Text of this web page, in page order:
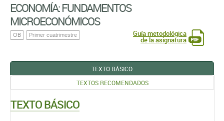
ECONOMÍA: FUNDAMENTOS
MICROECONÓMICOS
OB Primer cuatrimestre Guía metodológica
de la asignatura
TEXTO BÁSICO
TEXTOS RECOMENDADOS
TEXTO BÁSICO